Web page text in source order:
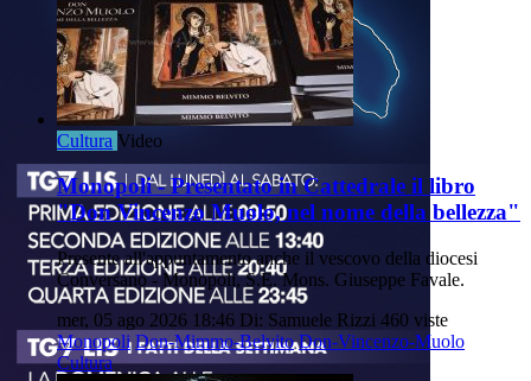
Cultura Video
Monopoli - Presentato in Cattedrale il libro
"Don Vincenzo Muolo, nel nome della bellezza"
Presente all'appuntamento anche il vescovo della diocesi
Conversano - Monopoli, S.E. Mons. Giuseppe Favale.
mer, 05 ago 2026 18:46 Di: Samuele Rizzi 460 viste
Monopoli Don-Mimmo-Belvito Don-Vincenzo-Muolo
Cultura